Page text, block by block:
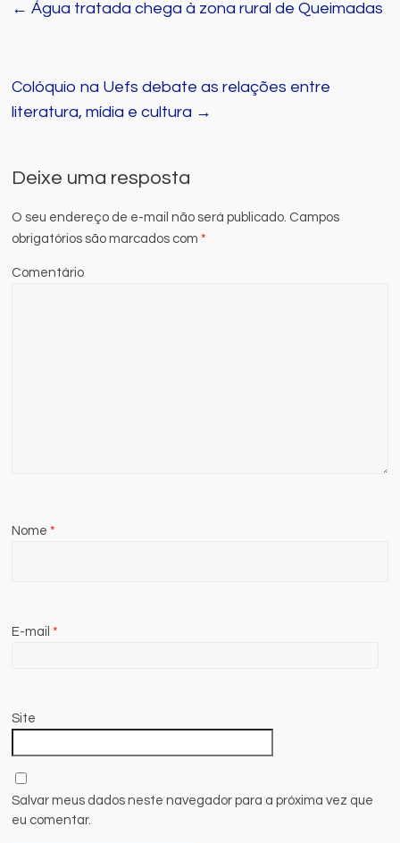
← Água tratada chega à zona rural de Queimadas
Colóquio na Uefs debate as relações entre
literatura, mídia e cultura →
Deixe uma resposta
O seu endereço de e-mail não será publicado. Campos
obrigatórios são marcados com*
Comentário
Nome*
E-mail*
Site
Salvar meus dados neste navegador para a próxima vez que
eu comentar.